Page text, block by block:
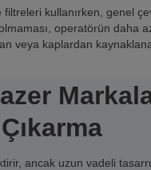
kullanırken, genel
operatörün daha
veya kaplardan
ancak uzun vadeli